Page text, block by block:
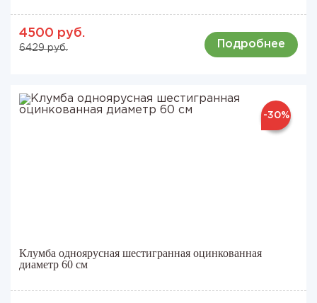
4500 руб.
6429 руб. Подробнее
-30%
Клумба одноярусная шестигранная оцинкованная
диаметр 60 см